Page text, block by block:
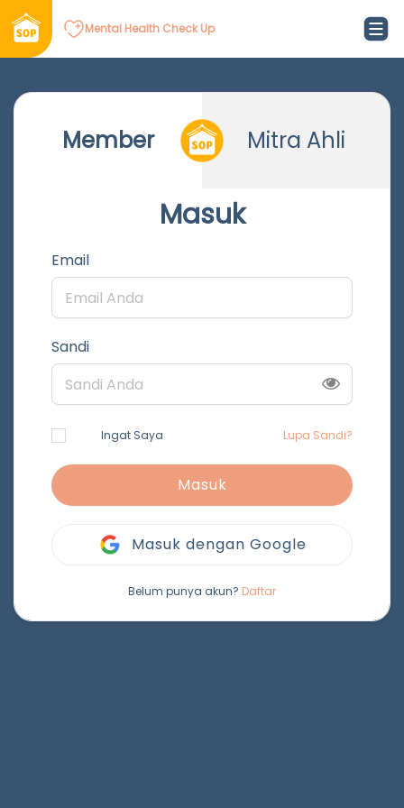
Mental Health Check Up
Member Mitra Ahli
Masuk
Email
Sandi
Ingat Saya Lupa Sandi?
Masuk
Masuk dengan Google
Belum punya akun? Daftar